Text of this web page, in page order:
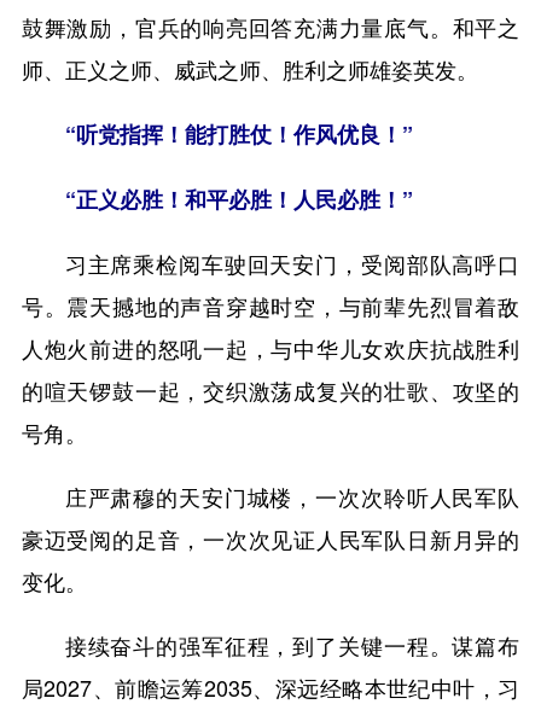
鼓舞激励，官兵的响亮回答充满力量底气。和平之
师、正义之师、威武之师、胜利之师雄姿英发。
“听党指挥！能打胜仗！作风优良！”
“正义必胜！和平必胜！人民必胜！”
习主席乘检阅车驶回天安门，受阅部队高呼口
号。震天撼地的声音穿越时空，与前辈先烈冒着敌
人炮火前进的怒吼一起，与中华儿女欢庆抗战胜利
的喧天锣鼓一起，交织激荡成复兴的壮歌、攻坚的
号角。
庄严肃穆的天安门城楼，一次次聆听人民军队
豪迈受阅的足音，一次次见证人民军队日新月异的
变化。
接续奋斗的强军征程，到了关键一程。谋篇布
局2027、前瞻运筹2035、深远经略本世纪中叶，习